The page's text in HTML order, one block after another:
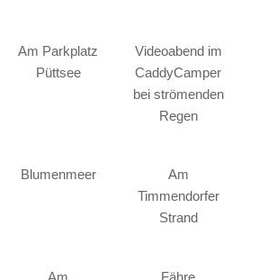
Am Parkplatz
Püttsee
Videoabend im
CaddyCamper
bei strömenden
Regen
Blumenmeer
Am
Timmendorfer
Strand
Am Fähre